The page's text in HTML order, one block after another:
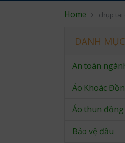
Home chụp tai
DANH
An toàn
Áo Khoác
Áo thun
Bảo vệ đầu